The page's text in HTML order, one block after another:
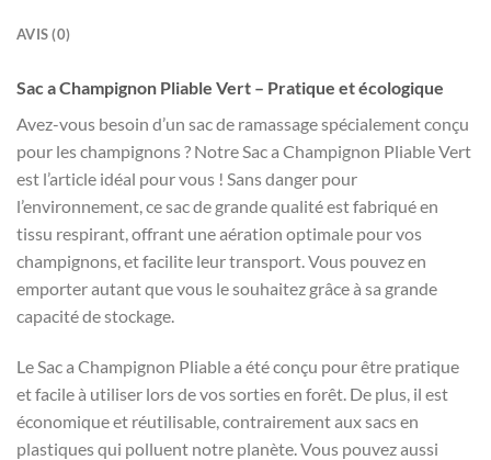
AVIS (0)
Sac a Champignon Pliable Vert – Pratique et écologique
Avez-vous besoin d’un sac de ramassage spécialement conçu
pour les champignons ? Notre Sac a Champignon Pliable Vert
est l’article idéal pour vous ! Sans danger pour
l’environnement, ce sac de grande qualité est fabriqué en
tissu respirant, offrant une aération optimale pour vos
champignons, et facilite leur transport. Vous pouvez en
emporter autant que vous le souhaitez grâce à sa grande
capacité de stockage.
Le Sac a Champignon Pliable a été conçu pour être pratique
et facile à utiliser lors de vos sorties en forêt. De plus, il est
économique et réutilisable, contrairement aux sacs en
plastiques qui polluent notre planète. Vous pouvez aussi